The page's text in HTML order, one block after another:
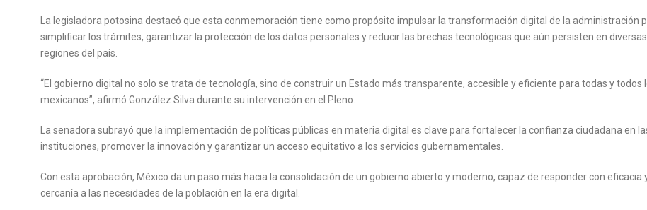
La legisladora potosina destacó que esta conmemoración tiene como propósito impulsar la transformación digital de la administración
simplificar los trámites, garantizar la protección de los datos personales y reducir las brechas tecnológicas que aún persisten en diversas
regiones del país.
“El gobierno digital no solo se trata de tecnología, sino de construir un Estado más transparente, accesible y eficiente para todas y todos
mexicanos”, afirmó González Silva durante su intervención en el Pleno.
La senadora subrayó que la implementación de políticas públicas en materia digital es clave para fortalecer la confianza ciudadana en
instituciones, promover la innovación y garantizar un acceso equitativo a los servicios gubernamentales.
Con esta aprobación, México da un paso más hacia la consolidación de un gobierno abierto y moderno, capaz de responder con eficacia
cercanía a las necesidades de la población en la era digital.